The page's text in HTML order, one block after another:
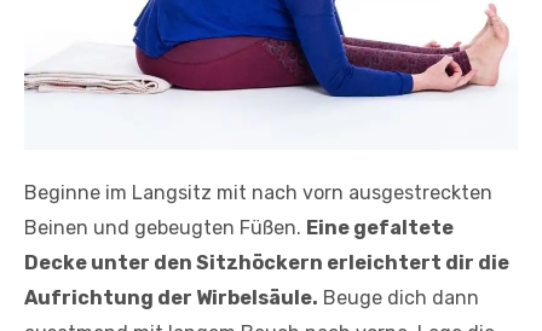
Beginne im Langsitz mit nach vorn ausgestreckten
Beinen und gebeugten Füßen. Eine gefaltete
Decke unter den Sitzhöckern erleichtert dir die
Aufrichtung der Wirbelsäule. Beuge dich dann